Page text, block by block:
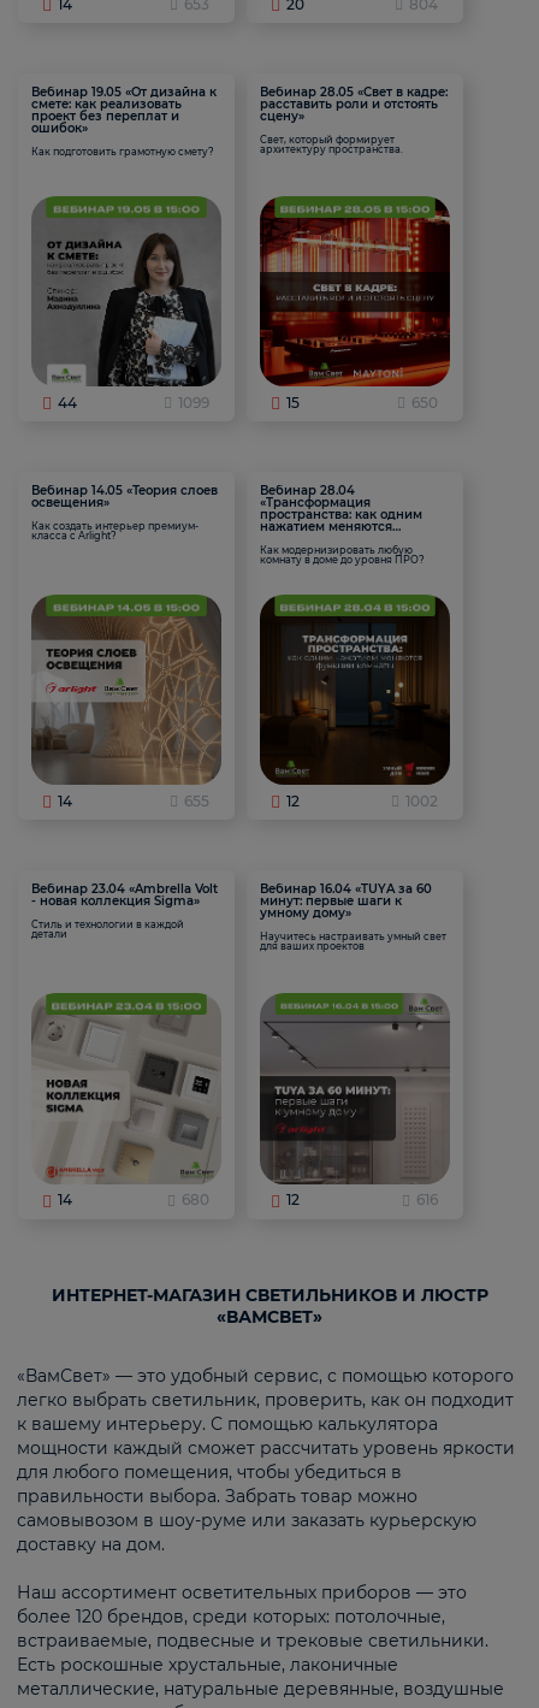
14 653 20 804
Вебинар 19.05 «От дизайна к
смете: как реализовать
проект без переплат и
ошибок»
Как подготовить грамотную смету?
44 1099
Вебинар 28.05 «Свет в кадре:
расставить роли и отстоять
сцену»
Свет, который формирует
архитектуру пространства.
15 650
Вебинар 14.05 «Теория слоев
освещения»
Как создать интерьер премиум-
класса с Arlight?
14 655
Вебинар 28.04
«Трансформация
пространства: как одним
нажатием меняются
Как модернизировать любую
комнату в доме до уровня ПРО?
12 1002
Вебинар 23.04 «Ambrella Volt
- новая коллекция Sigma»
Стиль и технологии в каждой
детали
14 680
Вебинар 16.04 «TUYA за 60
минут: первые шаги к
умному дому»
Научитесь настраивать умный свет
для ваших проектов
12 616
ИНТЕРНЕТ-МАГАЗИН СВЕТИЛЬНИКОВ И ЛЮСТР
«ВАМСВЕТ»
«ВамСвет» — это удобный сервис, с помощью которого
легко выбрать светильник, проверить, как он подходит
к вашему интерьеру. С помощью калькулятора
мощности каждый сможет рассчитать уровень яркости
для любого помещения, чтобы убедиться в
правильности выбора. Забрать товар можно
самовывозом в шоу-руме или заказать курьерскую
доставку на дом.
Наш ассортимент осветительных приборов — это
более 120 брендов, среди которых: потолочные,
встраиваемые, подвесные и трековые светильники.
Есть роскошные хрустальные, лаконичные
металлические, натуральные деревянные, воздушные